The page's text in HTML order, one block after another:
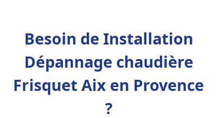
Besoin de Installation
Dépannage chaudière
Frisquet Aix en Provence
?